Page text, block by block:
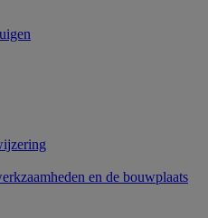
en de bouwplaats